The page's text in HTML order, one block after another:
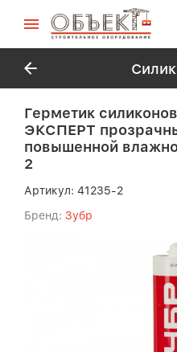
Герметик
ЭКСПЕРТ
повышенной
2
Артикул: 41235-2
Бренд: Зубр